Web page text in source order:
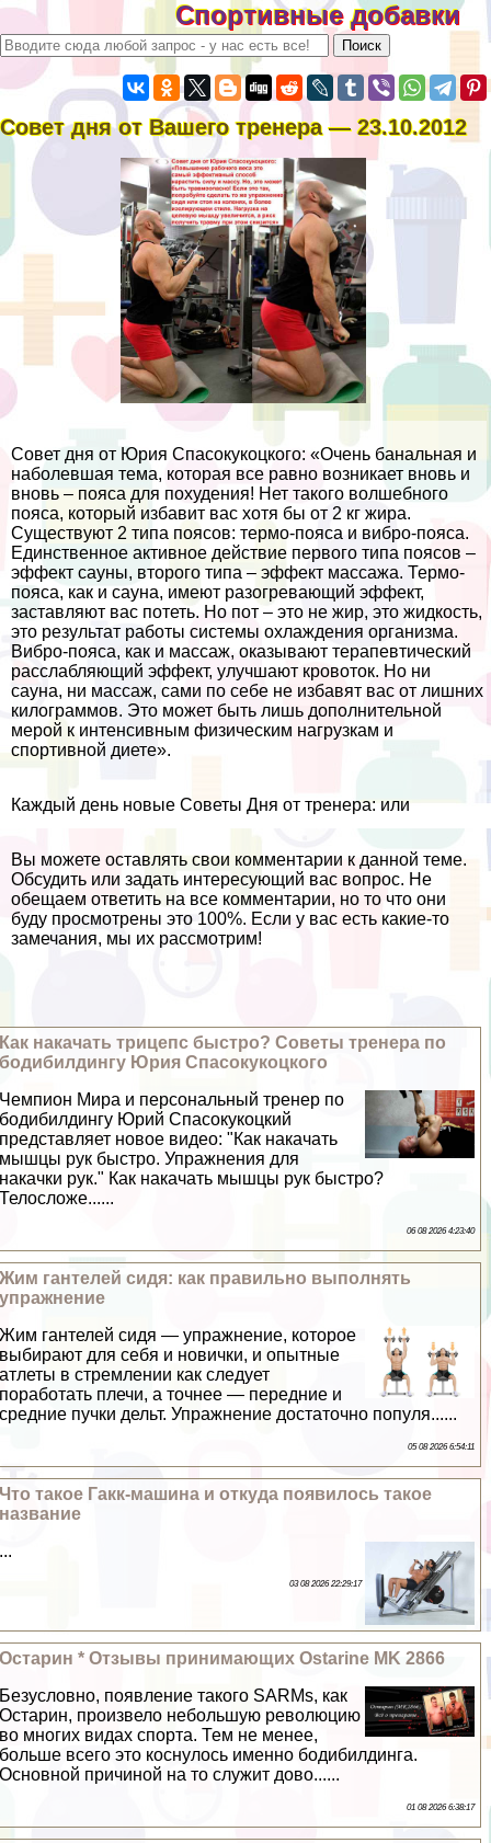
Спортивные добавки
Совет дня от Вашего тренера — 23.10.2012
Совет дня от Юрия Спасокукоцкого: «Очень бaнaльная и
наболевшая тема, которая все равно возникает вновь и
вновь – пояса для похудения! Нет такого волшебного
пояса, который избавит вас хотя бы от 2 кг жира.
Существуют 2 типа поясов: термо-пояса и вибро-пояса.
Единственное активное действие первого типа поясов –
эффект сауны, второго типа – эффект массажа. Термо-
пояса, как и сауна, имеют разогревающий эффект,
заставляют вас потеть. Но пот – это не жир, это жидкость,
это результат работы системы охлаждения организма.
Вибро-пояса, как и массаж, оказывают терапевтический
расслабляющий эффект, улучшают кровоток. Но ни
сауна, ни массаж, сами по себе не избавят вас от лишних
килограммов. Это может быть лишь дополнительной
мерой к интенсивным физическим нагрузкам и
спортивной диете».
Каждый день новые Советы Дня от тренера: или
Вы можете оставлять свои комментарии к данной теме.
Обсудить или задать интересующий вас вопрос. Не
обещаем ответить на все комментарии, но то что они
буду просмотрены это 100%. Если у вас есть какие-то
замечания, мы их рассмотрим!
Как накачать трицепс быстро? Советы тренера по
бодибилдингу Юрия Спасокукоцкого
Чемпион Мира и персональный тренер по
бодибилдингу Юрий Спасокукоцкий
представляет новое видео: "Как накачать
мышцы рук быстро. Упражнения для
накачки рук." Как накачать мышцы рук быстро?
Телосложе......
06 08 2026 4:23:40
Жим гантелей сидя: как правильно выполнять
упражнение
Жим гантелей сидя — упражнение, которое
выбирают для себя и новички, и опытные
атлеты в стремлении как следует
поработать плечи, а точнее — передние и
средние пучки дельт. Упражнение достаточно популя......
05 08 2026 6:54:11
Что такое Гакк-машина и откуда появилось такое
название
...
03 08 2026 22:29:17
Остарин * Отзывы принимающих Ostarine MK 2866
Безусловно, появление такого SARMs, как
Остарин, произвело небольшую революцию
во многих видах спорта. Тем не менее,
больше всего это коснулось именно бодибилдинга.
Основной причиной на то служит дово......
01 08 2026 6:38:17